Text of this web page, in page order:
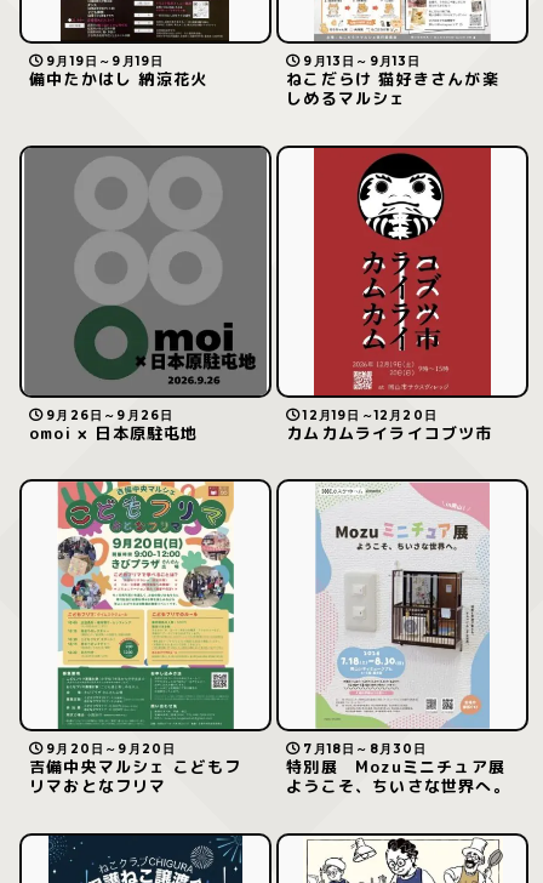
9月19日～9月19日
備中たかはし 納涼花火
9月13日～9月13日
ねこだらけ 猫好きさんが楽
しめるマルシェ
9月26日～9月26日
omoi × 日本原駐屯地
12月19日～12月20日
カムカムライライコブツ市
9月20日～9月20日
吉備中央マルシェ こどもフ
リマおとなフリマ
7月18日～8月30日
特別展 Mozuミニチュア展
ようこそ、ちいさな世界へ。